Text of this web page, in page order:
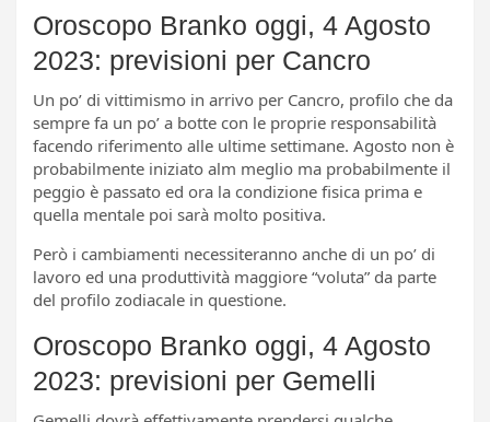
Oroscopo Branko oggi, 4 Agosto
2023: previsioni per Cancro
Un po’ di vittimismo in arrivo per Cancro, profilo che da
sempre fa un po’ a botte con le proprie responsabilità
facendo riferimento alle ultime settimane. Agosto non è
probabilmente iniziato alm meglio ma probabilmente il
peggio è passato ed ora la condizione fisica prima e
quella mentale poi sarà molto positiva.
Però i cambiamenti necessiteranno anche di un po’ di
lavoro ed una produttività maggiore “voluta” da parte
del profilo zodiacale in questione.
Oroscopo Branko oggi, 4 Agosto
2023: previsioni per Gemelli